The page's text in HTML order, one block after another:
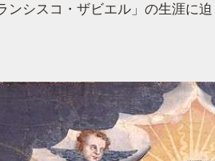
ンシスコ・ザビエル」の生涯に迫